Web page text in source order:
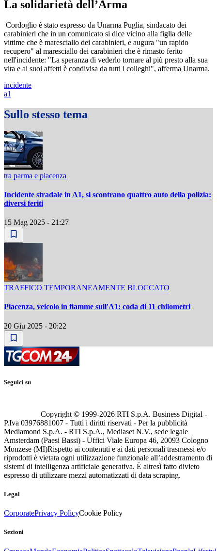
La solidarietà dell’Arma
Cordoglio è stato espresso da Unarma Puglia, sindacato dei
carabinieri che in un comunicato si dice vicino alla figlia delle
vittime che è maresciallo dei carabinieri, e augura "un rapido
recupero" al maresciallo dei carabinieri che è rimasto ferito
nell'incidente: "La speranza di vederlo tornare al più presto alla sua
vita e ai suoi affetti è condivisa da tutti i colleghi", afferma Unarma.
incidente
a1
Sullo stesso tema
tra parma e piacenza
Incidente stradale in A1, si scontrano quattro auto della polizia:
diversi feriti
15 Mag 2025 - 21:27
TRAFFICO TEMPORANEAMENTE BLOCCATO
Piacenza, veicolo in fiamme sull'A1: coda di 11 chilometri
20 Giu 2025 - 20:22
Seguici su
Copyright © 1999-2026 RTI S.p.A. Business Digital -
P.Iva 03976881007 - Tutti i diritti riservati - Per la pubblicità
Mediamond S.p.A. - RTI S.p.A., Mediaset N.V., sede legale
Amsterdam (Paesi Bassi) - Uffici Viale Europa 46, 20093 Cologno
Monzese (MI)Rispetto ai contenuti e ai dati personali trasmessi e/o
riprodotti è vietata ogni utilizzazione funzionale all’addestramento di
sistemi di intelligenza artificiale generativa. È altresì fatto divieto
espresso di utilizzare mezzi automatizzati di data scraping.
Legal
CorporatePrivacy PolicyCookie Policy
Sezioni